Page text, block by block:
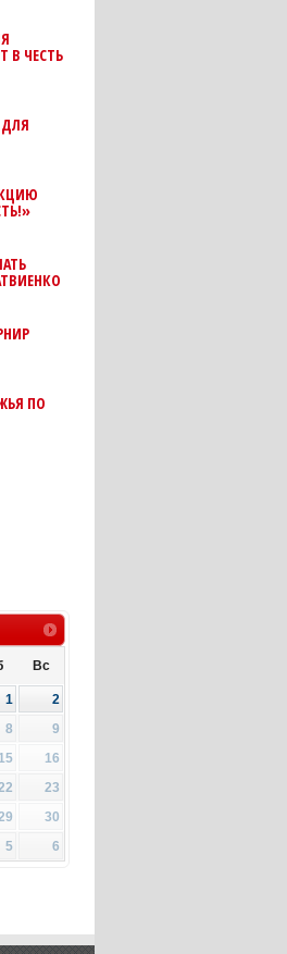
В ЧЕСТЬ
ПО
Вс
1
2
8
9
15
16
23
30
5 6